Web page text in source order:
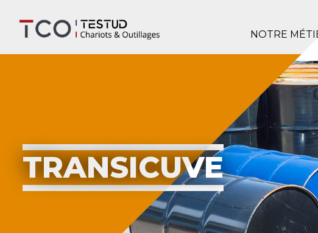
NOTRE
TRANSICUVE